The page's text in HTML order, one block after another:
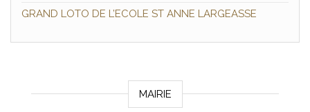
GRAND LOTO DE L’ECOLE ST ANNE LARGEASSE
MAIRIE